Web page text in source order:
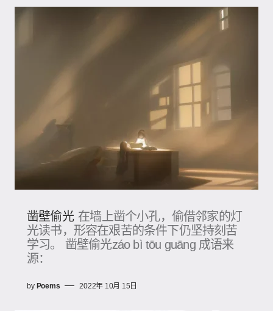
凿壁偷光 在墙上凿个小孔，偷借邻家的灯
光读书，形容在艰苦的条件下仍坚持刻苦
学习。 凿壁偷光záo bì tōu guāng 成语来
源：
by Poems 2022年 10月 15日